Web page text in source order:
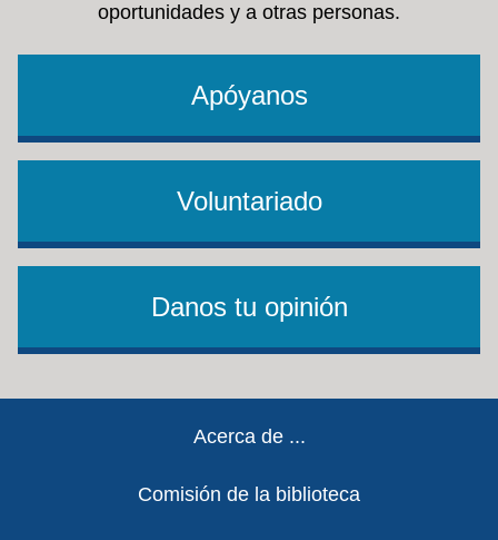
oportunidades y a otras personas.
Apóyanos
Voluntariado
Danos tu opinión
Acerca de ...
Comisión de la biblioteca